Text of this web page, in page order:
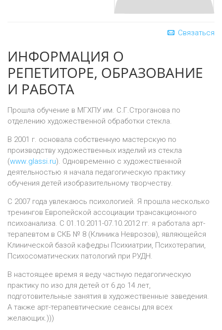
Связаться
ИНФОРМАЦИЯ О
РЕПЕТИТОРЕ, ОБРАЗОВАНИЕ
И РАБОТА
Прошла обучение в МГХПУ им. С.Г.Строганова по
отделению художественной обработки стекла.
В 2001 г. основала собственную мастерскую по
производству художественных изделий из стекла
(www.glassi.ru). Одновременно с художественной
деятельностью я начала педагогическую практику
обучения детей изобразительному творчеству.
С 2007 года увлекаюсь психологией. Я прошла несколько
тренингов Европейской ассоциации трансакционного
психоанализа. С 01.10.2011-07.10.2012 гг. я работала арт-
терапевтом в CКБ № 8 (Клиника Неврозов), являющейся
Клинической базой кафедры Психиатрии, Психотерапии,
Психосоматических патологий при РУДН.
В настоящее время я веду частную педагогическую
практику по изо для детей от 6 до 14 лет,
подготовительные занятия в художественные заведения.
А также арт-терапевтические сеансы для всех
желающих.)))